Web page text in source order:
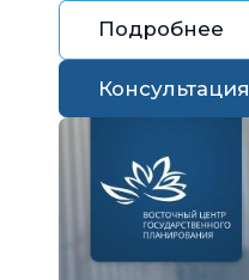
Подробнее
Консультация